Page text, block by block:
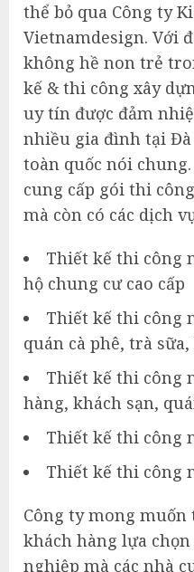
thể bỏ qua Công ty
Vietnamdesign. Với
không hề non trẻ
kế & thi công xây
uy tín được đảm
nhiều gia đình tại
toàn quốc nói
cung cấp gói thi
mà còn có các dịch
Thiết kế thi công
hộ chung cư cao cấp
Thiết kế thi công
quán cà phê, trà
Thiết kế thi công
hàng, khách sạn,
Thiết kế thi công
Thiết kế thi công
Công ty mong
khách hàng lựa
nghiệp mà các nhà